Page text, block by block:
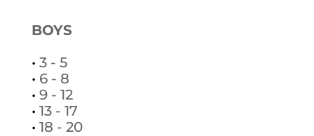
BOYS
• 3 - 5
• 6 - 8
• 9 - 12
• 13 - 17
• 18 - 20